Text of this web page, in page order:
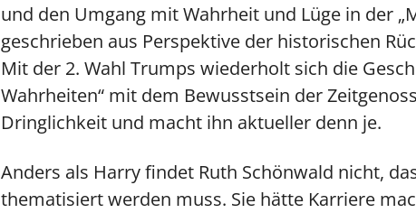
und den Umgang mit Wahrheit und Lüge in der
geschrieben aus Perspektive der historischen
Mit der 2. Wahl Trumps wiederholt sich die
Wahrheiten“ mit dem Bewusstsein der
Dringlichkeit und macht ihn aktueller denn je.
Anders als Harry findet Ruth Schönwald nicht,
thematisiert werden muss. Sie hätte Karriere